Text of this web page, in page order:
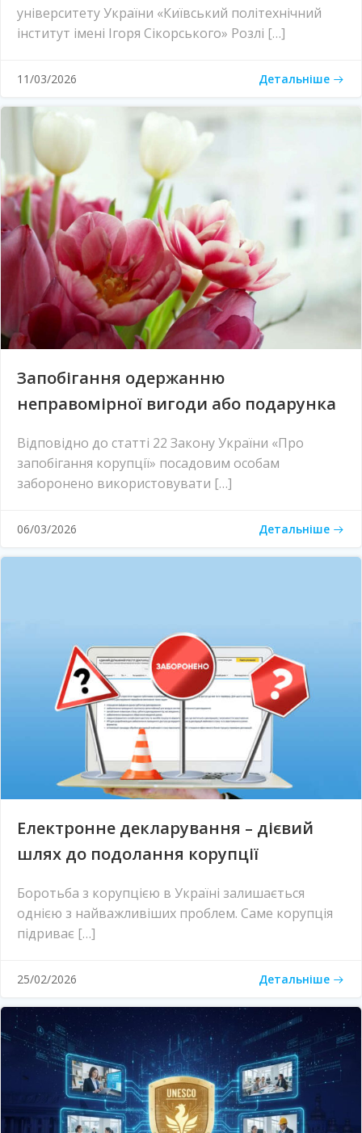
університету України «Київський політехнічний
інститут імені Ігоря Сікорського» Розлі […]
11/03/2026 Детальніше
Запобігання одержанню
неправомірної вигоди або подарунка
Відповідно до статті 22 Закону України «Про
запобігання корупції» посадовим особам
заборонено використовувати […]
06/03/2026 Детальніше
Електронне декларування – дієвий
шлях до подолання корупції
Боротьба з корупцією в Україні залишається
однією з найважливіших проблем. Саме корупція
підриває […]
25/02/2026 Детальніше